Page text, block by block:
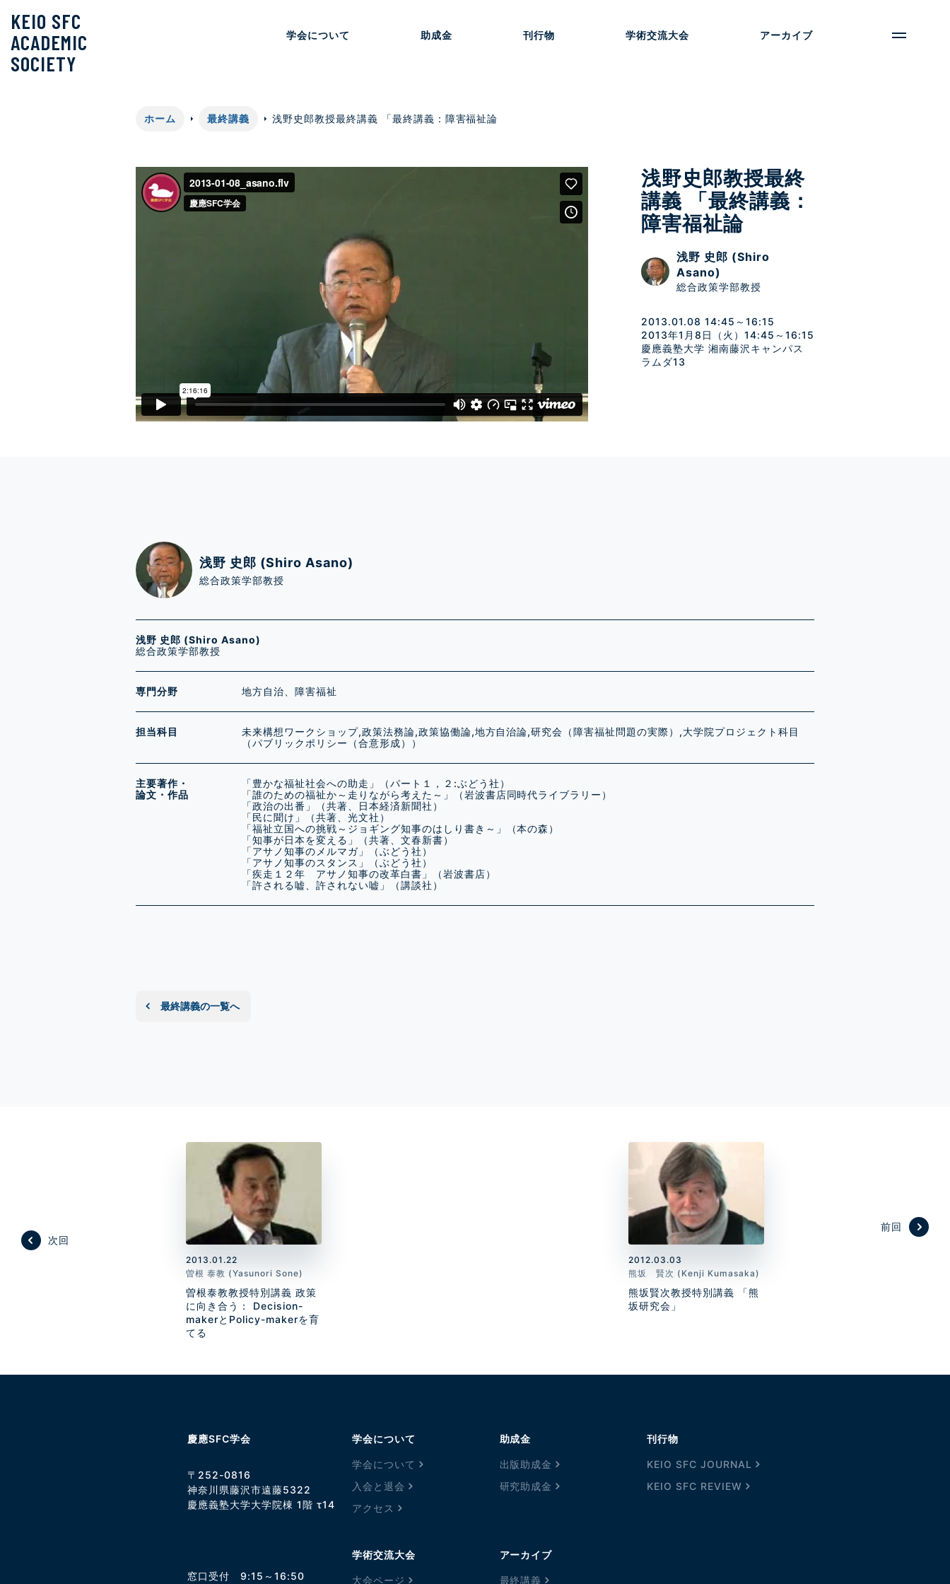
KEIO SFC
ACADEMIC
SOCIETY
学会について 助成金 刊行物 学術交流大会 アーカイブ
ホーム 最終講義 浅野史郎教授最終講義 「最終講義：障害福祉論
浅野史郎教授最終
講義 「最終講義：
障害福祉論
浅野 史郎 (Shiro
Asano)
総合政策学部教授
2013.01.08 14:45～16:15
2013年1月8日（火）14:45～16:15
慶應義塾大学 湘南藤沢キャンパス
ラムダ13
浅野 史郎 (Shiro Asano)
総合政策学部教授
浅野 史郎 (Shiro Asano)
総合政策学部教授
専門分野 地方自治、障害福祉
担当科目
未来構想ワークショップ,政策法務論,政策協働論,地方自治論,研究会（障害福祉問題の実際）,大学院プロジェクト科目
（パブリックポリシー（合意形成））
主要著作・
論文・作品
「豊かな福祉社会への助走」（パート１，２:ぶどう社）
「誰のための福祉か～走りながら考えた～」（岩波書店同時代ライブラリー）
「政治の出番」（共著、日本経済新聞社）
「民に聞け」（共著、光文社）
「福祉立国への挑戦～ジョギング知事のはしり書き～」（本の森）
「知事が日本を変える」（共著、文春新書）
「アサノ知事のメルマガ」（ぶどう社）
「アサノ知事のスタンス」（ぶどう社）
「疾走１２年 アサノ知事の改革白書」（岩波書店）
「許される嘘、許されない嘘」（講談社）
最終講義の一覧へ
次回
2013.01.22
曽根 泰教 (Yasunori Sone)
曽根泰教教授特別講義 政策
に向き合う： Decision-
makerとPolicy-makerを育
てる
2012.03.03
熊坂 賢次 (Kenji Kumasaka)
熊坂賢次教授特別講義 「熊
坂研究会」
前回
慶應SFC学会
〒252-0816
神奈川県藤沢市遠藤5322
慶應義塾大学大学院棟 1階 τ14
窓口受付 9:15～16:50
学会について
学会について
入会と退会
アクセス
助成金
出版助成金
研究助成金
刊行物
KEIO SFC JOURNAL
KEIO SFC REVIEW
学術交流大会
大会ページ
アーカイブ
最終講義